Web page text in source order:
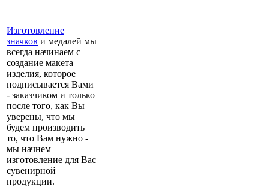
Изготовление
значков и медалей мы
всегда начинаем с
создание макета
изделия, которое
подписывается Вами
- заказчиком и только
после того, как Вы
уверены, что мы
будем производить
то, что Вам нужно -
мы начнем
изготовление для Вас
сувенирной
продукции.